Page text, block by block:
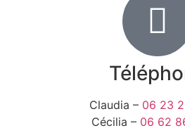
Claudia – 06 23
Cécilia – 06 62